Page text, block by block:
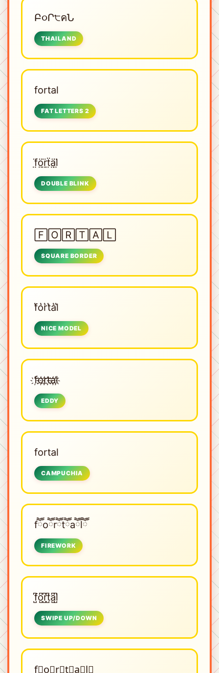
Բ૦Ր੮คՆ
THAILAND
fortal
FAT LETTERS 2
f̤̈ö̤r̤̈ẗ̤ä̤l̤̈
DOUBLE BLINK
🄵🄾🅁🅃🄰🄻
SQUARE BORDER
f͛o͛r͛t͛a͛l͛
NICE MODEL
f҉o҉r҉t҉a҉l҉
EDDY
fortal
CAMPUCHIA
fཽoཽrཽtཽaཽlཽ
FIREWORK
f̺͆o̺͆r̺͆t̺͆a̺͆l̺͆
SWIPE UP/DOWN
f⃗o⃗r⃗t⃗a⃗l⃗